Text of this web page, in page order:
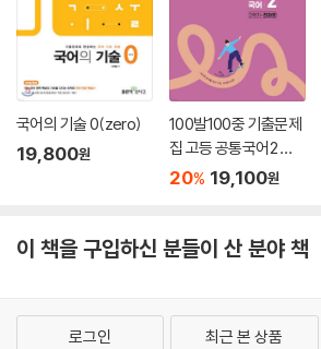
국어의 기술 0(zero)
19,800원
100발100중 기출문제
집 고등 공통국어2 비
상 박영민 (2026년용)
20% 19,100원
이 책을 구입하신 분들이 산 분야 책
로그인 최근 본 상품